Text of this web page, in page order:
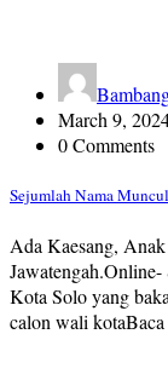
March 9,
0 Comments
Sejumlah Nama
Ada Kaesang,
Kota Solo yang
calon wali